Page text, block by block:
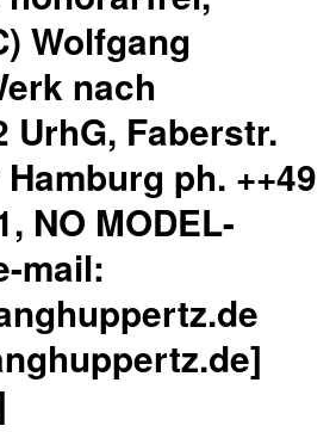
Wolfgang
nach
UrhG, Faberstr.
ph. ++49
NO MODEL-
mail: